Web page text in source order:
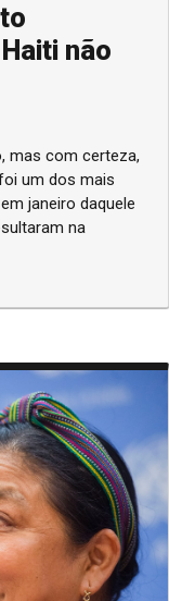
não
mas com certeza,
um dos mais
janeiro daquele
na